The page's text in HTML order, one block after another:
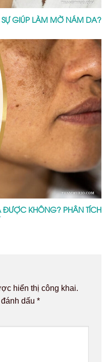
GIÚP LÀM MỜ NÁM DA?
KHÔNG? PHÂN TÍCH
hiển thị công khai.
dấu *